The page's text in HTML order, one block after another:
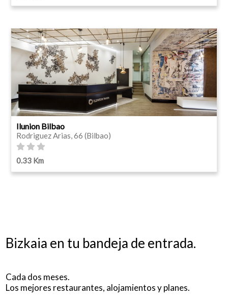
Ilunion Bilbao
Rodriguez Arias, 66 (Bilbao)
0.33 Km
Bizkaia en tu bandeja de entrada.
Cada dos meses.
Los mejores restaurantes, alojamientos y planes.